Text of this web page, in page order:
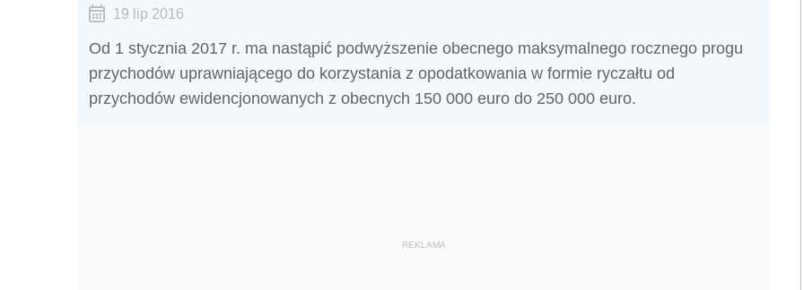
19 lip 2016
Od 1 stycznia 2017 r. ma nastąpić podwyższenie obecnego maksymalnego rocznego progu
przychodów uprawniającego do korzystania z opodatkowania w formie ryczałtu od
przychodów ewidencjonowanych z obecnych 150 000 euro do 250 000 euro.
REKLAMA